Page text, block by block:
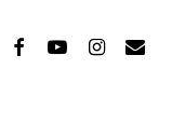
facebookyoutubeinstagram
email